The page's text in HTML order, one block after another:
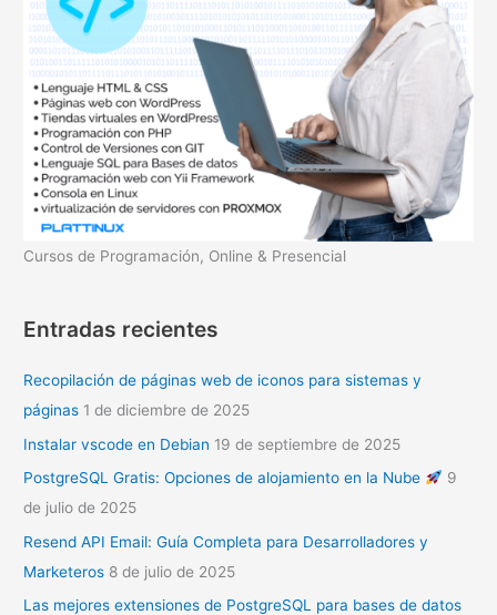
Cursos de Programación, Online & Presencial
Entradas recientes
Recopilación de páginas web de iconos para sistemas y
páginas 1 de diciembre de 2025
Instalar vscode en Debian 19 de septiembre de 2025
PostgreSQL Gratis: Opciones de alojamiento en la Nube
9
de julio de 2025
Resend API Email: Guía Completa para Desarrolladores y
Marketeros 8 de julio de 2025
Las mejores extensiones de PostgreSQL para bases de datos